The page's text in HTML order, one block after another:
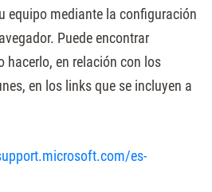
equipo mediante la configuración
Puede encontrar
hacerlo, en relación con los
en los links que se incluyen a
es-